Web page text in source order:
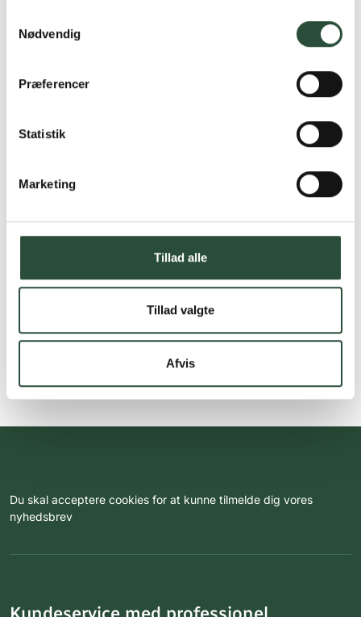
Nødvendig
Præferencer
Statistik
Marketing
Tillad alle
Tillad valgte
Afvis
Du skal acceptere cookies for at kunne tilmelde dig vores
nyhedsbrev